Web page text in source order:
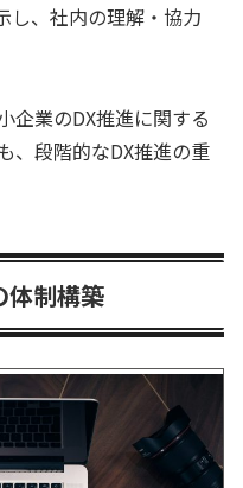
し、社内の理解・協力
企業のDX推進に関する
、段階的なDX推進の重
体制構築